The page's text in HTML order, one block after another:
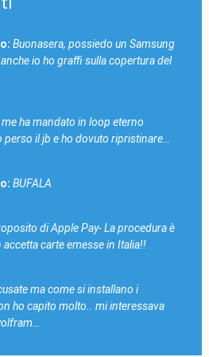
Buonasera, possiedo un Samsung
io ho graffi sulla copertura del
ha mandato in loop eterno
perso il jb e ho dovuto ripristinare…
BUFALA
di Apple Pay- La procedura è
carte emesse in Italia!!
ma come si installano i
ho capito molto.. mi interessava